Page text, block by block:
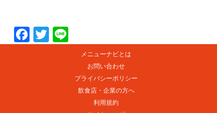
F
ac
T
w n メニューナビとは
お問い合わせ
プライバシーポリシー
飲食店・企業の方へ
利用規約